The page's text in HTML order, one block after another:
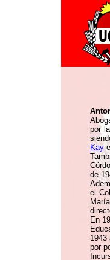
por
Kay
de
el
En
1943
por